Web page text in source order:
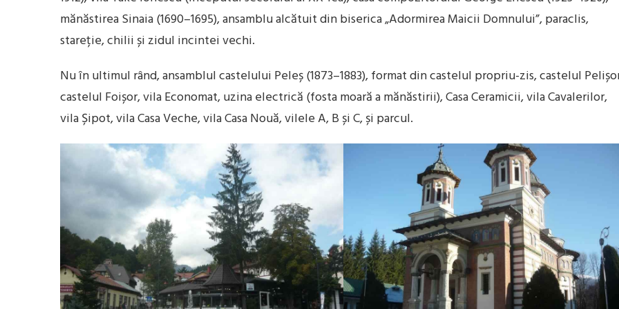
mănăstirea Sinaia (1690–1695), ansamblu alcătuit din biserica „Adormirea Maicii Domnului”, paraclis,
stareție, chilii și zidul incintei vechi.
Nu în ultimul rând, ansamblul castelului Peleș (1873–1883), format din castelul propriu-zis, castelul
castelul Foișor, vila Economat, uzina electrică (fosta moară a mănăstirii), Casa Ceramicii, vila Cavalerilor,
vila Șipot, vila Casa Veche, vila Casa Nouă, vilele A, B și C, și parcul.